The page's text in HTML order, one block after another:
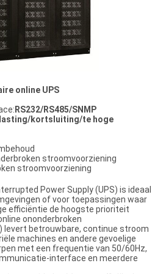
online UPS
RS232/RS485/SNMP
kortsluiting/te hoge
stroomvoorziening
stroomvoorziening
Power Supply (UPS) is ideaal
of voor toepassingen waar
efficiëntie de hoogste prioriteit
ononderbroken
levert betrouwbare, continue stroom
machines en andere gevoelige
met een frequentie van 50/60Hz,
interface en meerdere